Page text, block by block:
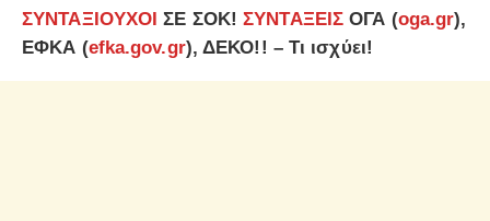
ΣΥΝΤΑΞΙΟΥΧΟΙ ΣΕ ΣΟΚ!ΣΥΝΤΑΞΕΙΣ ΟΓΑ (οga.gr),
ΕΦΚΑ (efka.gov.gr), ΔΕΚΟ!! – Tι ισχύει!